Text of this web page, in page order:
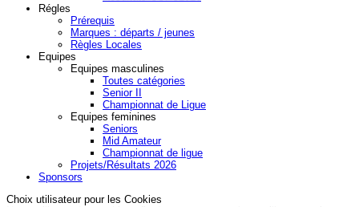
Régles
Prérequis
Marques : départs / jeunes
Règles Locales
Equipes
Equipes masculines
Toutes catégories
Senior II
Championnat de Ligue
Equipes feminines
Seniors
Mid Amateur
Championnat de ligue
Projets/Résultats 2026
Sponsors
Choix utilisateur pour les Cookies